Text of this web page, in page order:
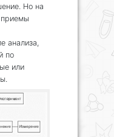
Но на
анализа,
по
или